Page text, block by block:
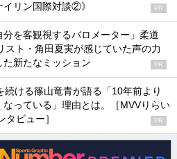
リン国際対談②》
PR
分を客観視するバロメーター」柔道
スト・角田夏実が感じていた声の力
た新たなミッション
PR
続ける篠山竜青が語る「10年前より
なっている」理由とは。［MVVりらい
タビュー］
PR